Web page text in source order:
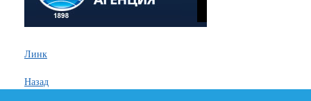
Линк
Назад